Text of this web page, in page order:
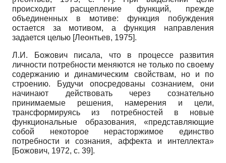
происходит расщепление функций, прежде
объединенных в мотиве: функция побуждения
остается за мотивом, а функция направления
задается целью [Леонтьев, 1975].
Л.И. Божович писала, что в процессе развития
личности потребности меняются не только по своему
содержанию и динамическим свойствам, но и по
строению. Будучи опосредованы сознанием, они
начинают действовать через сознательно
принимаемые решения, намерения и цели,
трансформируясь из потребностей в новые
функциональные образования, «представляющие
собой некоторое нерасторжимое единство
потребности и сознания, аффекта и интеллекта»
[Божович, 1972, с. 39].